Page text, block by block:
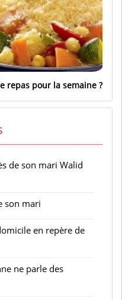
repas pour la semaine
de son mari Walid
son mari
en repère de
ne parle des